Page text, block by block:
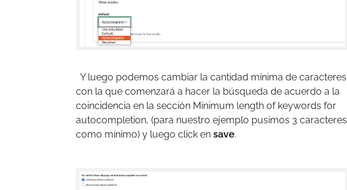
Y luego podemos cambiar la cantidad mínima de caracteres
con la que comenzará a hacer la búsqueda de acuerdo a la
coincidencia en la sección Minimum length of keywords for
autocompletion, (para nuestro ejemplo pusimos 3 caracteres
como mínimo) y luego click en save.